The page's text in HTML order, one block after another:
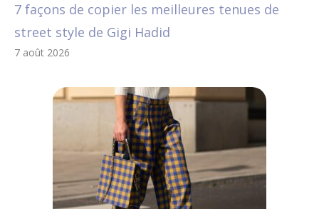
7 façons de copier les meilleures tenues de
street style de Gigi Hadid
7 août 2026